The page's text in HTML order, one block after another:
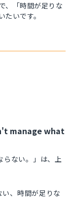
、「時間が足りな
いです。
manage what
らない。」は、上
、時間が足りな